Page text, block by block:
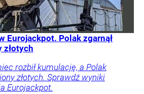
Eurojackpot. Polak zgarnął
złotych
rozbił kumulację, a Polak
złotych. Sprawdź wyniki
Eurojackpot.